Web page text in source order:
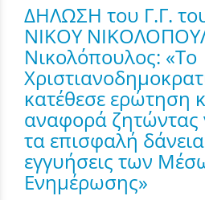
ΔΗΛΩΣΗ του Γ.Γ.
ΝΙΚΟΥ
Νικολόπουλος: «Το
κατέθεσε ερώτηση
αναφορά ζητώντας
τα επισφαλή δάνεια
εγγυήσεις των
Ενημέρωσης»